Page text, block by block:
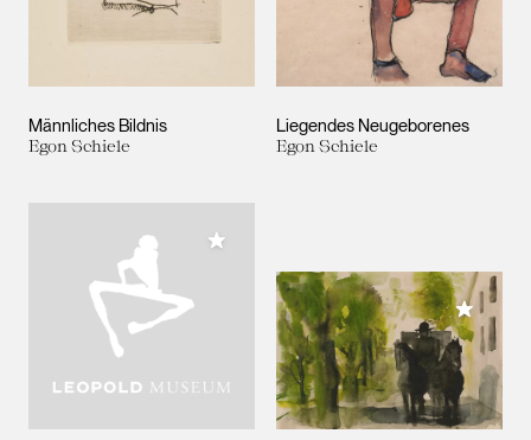
Männliches Bildnis
Egon Schiele
Liegendes Neugeborenes
Egon Schiele
Meiner Sammlung hinzufügen
Meiner